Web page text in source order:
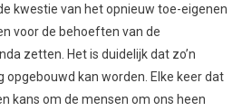
kwestie van het opnieuw toe-eigenen
voor de behoeften van de
zetten. Het is duidelijk dat zo’n
opgebouwd kan worden. Elke keer dat
kans om de mensen om ons heen